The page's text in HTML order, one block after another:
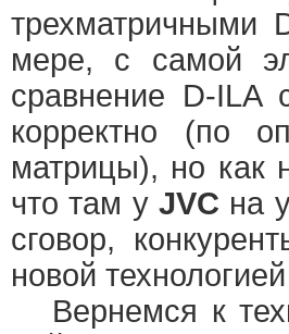
трехматричными
мере, с самой
сравнение D-ILA
корректно (по
матрицы), но как
что там уJVC на
сговор,
новой
Вернемся к